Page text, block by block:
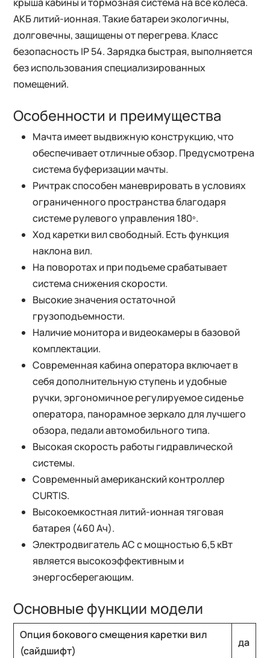
АКБ литий-ионная. Такие батареи экологичны,
долговечны, защищены от перегрева. Класс
безопасность IP 54. Зарядка быстрая, выполняется
без использования специализированных
помещений.
Особенности и преимущества
Мачта имеет выдвижную конструкцию, что
обеспечивает отличные обзор. Предусмотрена
система буферизации мачты.
Ричтрак способен маневрировать в условиях
ограниченного пространства благодаря
системе рулевого управления 180º.
Ход каретки вил свободный. Есть функция
наклона вил.
На поворотах и при подъеме срабатывает
система снижения скорости.
Высокие значения остаточной
грузоподъемности.
Наличие монитора и видеокамеры в базовой
комплектации.
Современная кабина оператора включает в
себя дополнительную ступень и удобные
ручки, эргономичное регулируемое сиденье
оператора, панорамное зеркало для лучшего
обзора, педали автомобильного типа.
Высокая скорость работы гидравлической
системы.
Современный американский контроллер
CURTIS.
Высокоемкостная литий-ионная тяговая
батарея (460 Ач).
Электродвигатель АС с мощностью 6,5 кВт
является высокоэффективным и
энергосберегающим.
Основные функции модели
Опция бокового смещения каретки вил
(сайдшифт)
да